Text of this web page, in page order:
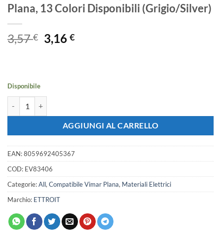
Plana, 13 Colori Disponibili (Grigio/Silver)
3,57€ Il
prezzo
3,16€Il
Disponibile
AGGIUNGI AL CARRELLO
EAN:8059692405367
COD: EV83406
Categorie:All, Compatibile Vimar Plana, Materiali Elettrici
Marchio: ETTROIT